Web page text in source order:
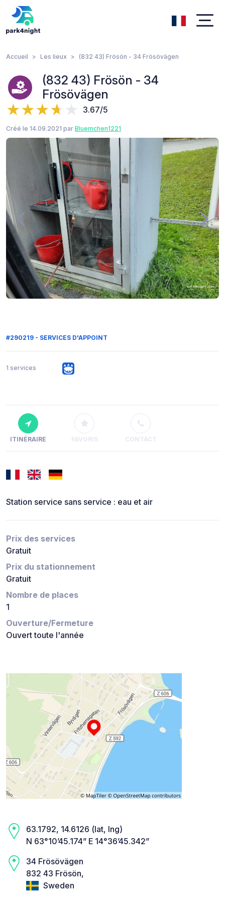
Accueil Les lieux (832 43) Frösön - 34 Frösövägen
(832 43) Frösön - 34
Frösövägen
3.67/5
Créé le 14.09.2021 par Bluemchen1221
#290219 - SERVICES D'APPOINT
1 services
ITINÉRAIRE FAVORIS CONTACT
Station service sans service : eau et air
Prix des services
Gratuit
Prix du stationnement
Gratuit
Nombre de places
1
Ouverture/Fermeture
Ouvert toute l'année
63.1792, 14.6126 (lat, lng)
N 63°10’45.174” E 14°36’45.342”
34 Frösövägen
832 43 Frösön,
Sweden